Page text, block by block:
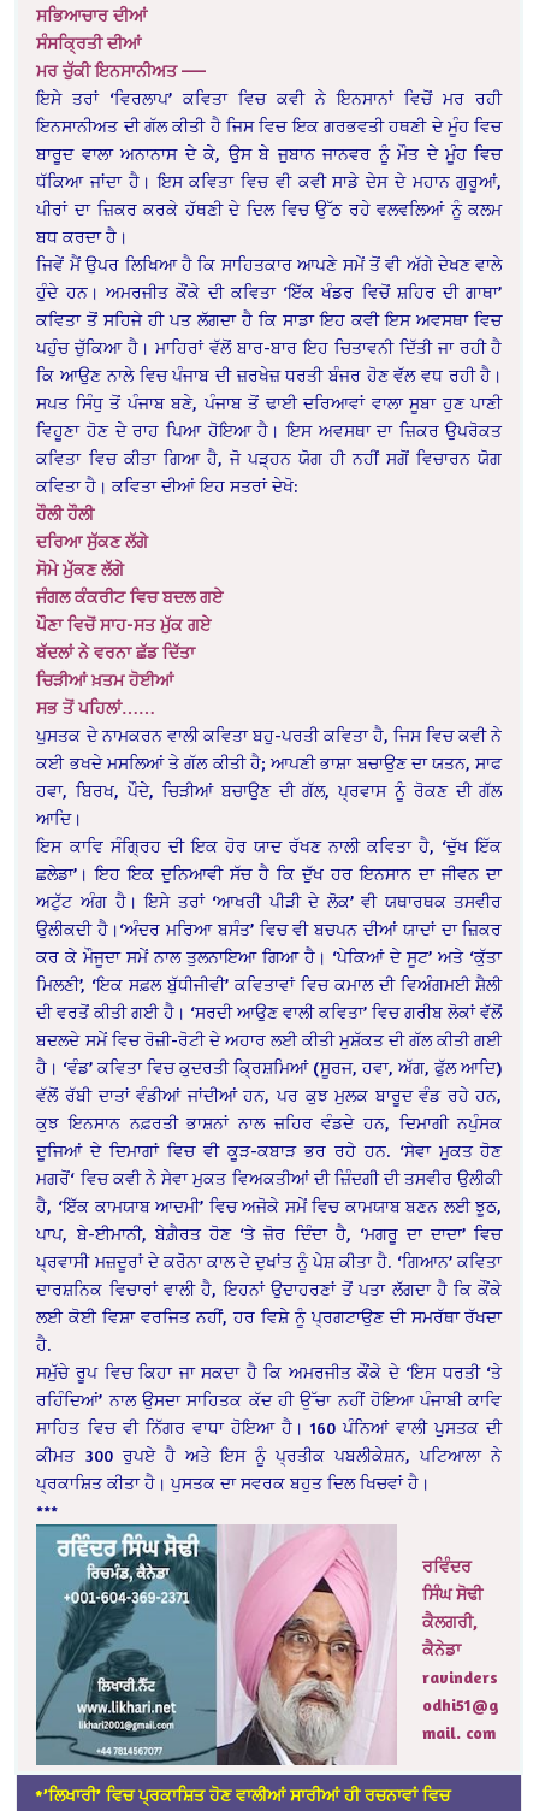
ਸਭਿਆਚਾਰ ਦੀਆਂ
ਸੰਸਕ੍ਰਿਤੀ ਦੀਆਂ
ਮਰ ਚੁੱਕੀ ਇਨਸਾਨੀਅਤ ——
ਇਸੇ ਤਰਾਂ ‘ਵਿਰਲਾਪ’ ਕਵਿਤਾ ਵਿਚ ਕਵੀ ਨੇ ਇਨਸਾਨਾਂ ਵਿਚੋਂ ਮਰ ਰਹੀ
ਇਨਸਾਨੀਅਤ ਦੀ ਗੱਲ ਕੀਤੀ ਹੈ ਜਿਸ ਵਿਚ ਇਕ ਗਰਭਵਤੀ ਹਥਣੀ ਦੇ ਮੂੰਹ ਵਿਚ
ਬਾਰੂਦ ਵਾਲਾ ਅਨਾਨਾਸ ਦੇ ਕੇ, ਉਸ ਬੇ ਜੁਬਾਨ ਜਾਨਵਰ ਨੂੰ ਮੌਤ ਦੇ ਮੂੰਹ ਵਿਚ
ਧੱਕਿਆ ਜਾਂਦਾ ਹੈ। ਇਸ ਕਵਿਤਾ ਵਿਚ ਵੀ ਕਵੀ ਸਾਡੇ ਦੇਸ ਦੇ ਮਹਾਨ ਗੁਰੂਆਂ,
ਪੀਰਾਂ ਦਾ ਜ਼ਿਕਰ ਕਰਕੇ ਹੱਥਣੀ ਦੇ ਦਿਲ ਵਿਚ ਉੱਠ ਰਹੇ ਵਲਵਲਿਆਂ ਨੂੰ ਕਲਮ
ਬਧ ਕਰਦਾ ਹੈ।
ਜਿਵੇਂ ਮੈਂ ਉਪਰ ਲਿਖਿਆ ਹੈ ਕਿ ਸਾਹਿਤਕਾਰ ਆਪਣੇ ਸਮੇਂ ਤੋਂ ਵੀ ਅੱਗੇ ਦੇਖਣ ਵਾਲੇ
ਹੁੰਦੇ ਹਨ। ਅਮਰਜੀਤ ਕੌਂਕੇ ਦੀ ਕਵਿਤਾ ‘ਇੱਕ ਖੰਡਰ ਵਿਚੋਂ ਸ਼ਹਿਰ ਦੀ ਗਾਥਾ’
ਕਵਿਤਾ ਤੋਂ ਸਹਿਜੇ ਹੀ ਪਤ ਲੱਗਦਾ ਹੈ ਕਿ ਸਾਡਾ ਇਹ ਕਵੀ ਇਸ ਅਵਸਥਾ ਵਿਚ
ਪਹੁੰਚ ਚੁੱਕਿਆ ਹੈ। ਮਾਹਿਰਾਂ ਵੱਲੋਂ ਬਾਰ-ਬਾਰ ਇਹ ਚਿਤਾਵਨੀ ਦਿੱਤੀ ਜਾ ਰਹੀ ਹੈ
ਕਿ ਆਉਣ ਨਾਲੇ ਵਿਚ ਪੰਜਾਬ ਦੀ ਜ਼ਰਖੇਜ਼ ਧਰਤੀ ਬੰਜਰ ਹੋਣ ਵੱਲ ਵਧ ਰਹੀ ਹੈ।
ਸਪਤ ਸਿੰਧੁ ਤੋਂ ਪੰਜਾਬ ਬਣੇ, ਪੰਜਾਬ ਤੋਂ ਢਾਈ ਦਰਿਆਵਾਂ ਵਾਲਾ ਸੂਬਾ ਹੁਣ ਪਾਣੀ
ਵਿਹੂਣਾ ਹੋਣ ਦੇ ਰਾਹ ਪਿਆ ਹੋਇਆ ਹੈ। ਇਸ ਅਵਸਥਾ ਦਾ ਜ਼ਿਕਰ ਉਪਰੋਕਤ
ਕਵਿਤਾ ਵਿਚ ਕੀਤਾ ਗਿਆ ਹੈ, ਜੋ ਪੜ੍ਹਨ ਯੋਗ ਹੀ ਨਹੀਂ ਸਗੋਂ ਵਿਚਾਰਨ ਯੋਗ
ਕਵਿਤਾ ਹੈ। ਕਵਿਤਾ ਦੀਆਂ ਇਹ ਸਤਰਾਂ ਦੇਖੋ:
ਹੌਲੀ ਹੌਲੀ
ਦਰਿਆ ਸੁੱਕਣ ਲੱਗੇ
ਸੋਮੇ ਮੁੱਕਣ ਲੱਗੇ
ਜੰਗਲ ਕੰਕਰੀਟ ਵਿਚ ਬਦਲ ਗਏ
ਪੌਣਾ ਵਿਚੋਂ ਸਾਹ-ਸਤ ਮੁੱਕ ਗਏ
ਬੱਦਲਾਂ ਨੇ ਵਰਨਾ ਛੱਡ ਦਿੱਤਾ
ਚਿੜੀਆਂ ਖ਼ਤਮ ਹੋਈਆਂ
ਸਭ ਤੋਂ ਪਹਿਲਾਂ……
ਪੁਸਤਕ ਦੇ ਨਾਮਕਰਨ ਵਾਲੀ ਕਵਿਤਾ ਬਹੁ-ਪਰਤੀ ਕਵਿਤਾ ਹੈ, ਜਿਸ ਵਿਚ ਕਵੀ ਨੇ
ਕਈ ਭਖਦੇ ਮਸਲਿਆਂ ਤੇ ਗੱਲ ਕੀਤੀ ਹੈ; ਆਪਣੀ ਭਾਸ਼ਾ ਬਚਾਉਣ ਦਾ ਯਤਨ, ਸਾਫ
ਹਵਾ, ਬਿਰਖ, ਪੌਦੇ, ਚਿੜੀਆਂ ਬਚਾਉਣ ਦੀ ਗੱਲ, ਪ੍ਰਵਾਸ ਨੂੰ ਰੋਕਣ ਦੀ ਗੱਲ
ਆਦਿ।
ਇਸ ਕਾਵਿ ਸੰਗ੍ਰਿਹ ਦੀ ਇਕ ਹੋਰ ਯਾਦ ਰੱਖਣ ਨਾਲੀ ਕਵਿਤਾ ਹੈ, ‘ਦੁੱਖ ਇੱਕ
ਛਲੇਡਾ’। ਇਹ ਇਕ ਦੁਨਿਆਵੀ ਸੱਚ ਹੈ ਕਿ ਦੁੱਖ ਹਰ ਇਨਸਾਨ ਦਾ ਜੀਵਨ ਦਾ
ਅਟੁੱਟ ਅੰਗ ਹੈ। ਇਸੇ ਤਰਾਂ ‘ਆਖਰੀ ਪੀੜੀ ਦੇ ਲੋਕ’ ਵੀ ਯਥਾਰਥਕ ਤਸਵੀਰ
ਉਲੀਕਦੀ ਹੈ।‘ਅੰਦਰ ਮਰਿਆ ਬਸੰਤ’ ਵਿਚ ਵੀ ਬਚਪਨ ਦੀਆਂ ਯਾਦਾਂ ਦਾ ਜ਼ਿਕਰ
ਕਰ ਕੇ ਮੌਜੂਦਾ ਸਮੇਂ ਨਾਲ ਤੁਲਨਾਇਆ ਗਿਆ ਹੈ। ‘ਪੇਕਿਆਂ ਦੇ ਸੂਟ’ ਅਤੇ ‘ਕੁੱਤਾ
ਮਿਲਣੀ’, ‘ਇਕ ਸਫ਼ਲ ਬੁੱਧੀਜੀਵੀ’ ਕਵਿਤਾਵਾਂ ਵਿਚ ਕਮਾਲ ਦੀ ਵਿਅੰਗਮਈ ਸ਼ੈਲੀ
ਦੀ ਵਰਤੋਂ ਕੀਤੀ ਗਈ ਹੈ। ‘ਸਰਦੀ ਆਉਣ ਵਾਲੀ ਕਵਿਤਾ’ ਵਿਚ ਗਰੀਬ ਲੋਕਾਂ ਵੱਲੋਂ
ਬਦਲਦੇ ਸਮੇਂ ਵਿਚ ਰੋਜ਼ੀ-ਰੋਟੀ ਦੇ ਅਹਾਰ ਲਈ ਕੀਤੀ ਮੁਸ਼ੱਕਤ ਦੀ ਗੱਲ ਕੀਤੀ ਗਈ
ਹੈ। ‘ਵੰਡ’ ਕਵਿਤਾ ਵਿਚ ਕੁਦਰਤੀ ਕ੍ਰਿਸ਼ਮਿਆਂ (ਸੂਰਜ, ਹਵਾ, ਅੱਗ, ਫੁੱਲ ਆਦਿ)
ਵੱਲੋਂ ਰੱਬੀ ਦਾਤਾਂ ਵੰਡੀਆਂ ਜਾਂਦੀਆਂ ਹਨ, ਪਰ ਕੁਝ ਮੁਲਕ ਬਾਰੂਦ ਵੰਡ ਰਹੇ ਹਨ,
ਕੁਝ ਇਨਸਾਨ ਨਫ਼ਰਤੀ ਭਾਸ਼ਨਾਂ ਨਾਲ ਜ਼ਹਿਰ ਵੰਡਦੇ ਹਨ, ਦਿਮਾਗੀ ਨਪੁੰਸਕ
ਦੂਜਿਆਂ ਦੇ ਦਿਮਾਗਾਂ ਵਿਚ ਵੀ ਕੂੜ-ਕਬਾੜ ਭਰ ਰਹੇ ਹਨ. ‘ਸੇਵਾ ਮੁਕਤ ਹੋਣ
ਮਗਰੋਂ‘ ਵਿਚ ਕਵੀ ਨੇ ਸੇਵਾ ਮੁਕਤ ਵਿਅਕਤੀਆਂ ਦੀ ਜ਼ਿੰਦਗੀ ਦੀ ਤਸਵੀਰ ਉਲੀਕੀ
ਹੈ, ‘ਇੱਕ ਕਾਮਯਾਬ ਆਦਮੀ’ ਵਿਚ ਅਜੋਕੇ ਸਮੇਂ ਵਿਚ ਕਾਮਯਾਬ ਬਣਨ ਲਈ ਝੂਠ,
ਪਾਪ, ਬੇ-ਈਮਾਨੀ, ਬੇਗ਼ੈਰਤ ਹੋਣ ‘ਤੇ ਜ਼ੋਰ ਦਿੰਦਾ ਹੈ, ‘ਮਗਰੂ ਦਾ ਦਾਦਾ’ ਵਿਚ
ਪ੍ਰਵਾਸੀ ਮਜ਼ਦੂਰਾਂ ਦੇ ਕਰੋਨਾ ਕਾਲ ਦੇ ਦੁਖਾਂਤ ਨੂੰ ਪੇਸ਼ ਕੀਤਾ ਹੈ. ‘ਗਿਆਨ’ ਕਵਿਤਾ
ਦਾਰਸ਼ਨਿਕ ਵਿਚਾਰਾਂ ਵਾਲੀ ਹੈ, ਇਹਨਾਂ ਉਦਾਹਰਣਾਂ ਤੋਂ ਪਤਾ ਲੱਗਦਾ ਹੈ ਕਿ ਕੌਂਕੇ
ਲਈ ਕੋਈ ਵਿਸ਼ਾ ਵਰਜਿਤ ਨਹੀਂ, ਹਰ ਵਿਸ਼ੇ ਨੂੰ ਪ੍ਰਗਟਾਉਣ ਦੀ ਸਮਰੱਥਾ ਰੱਖਦਾ
ਹੈ.
ਸਮੁੱਚੇ ਰੂਪ ਵਿਚ ਕਿਹਾ ਜਾ ਸਕਦਾ ਹੈ ਕਿ ਅਮਰਜੀਤ ਕੌਂਕੇ ਦੇ ‘ਇਸ ਧਰਤੀ ‘ਤੇ
ਰਹਿੰਦਿਆਂ’ ਨਾਲ ਉਸਦਾ ਸਾਹਿਤਕ ਕੱਦ ਹੀ ਉੱਚਾ ਨਹੀਂ ਹੋਇਆ ਪੰਜਾਬੀ ਕਾਵਿ
ਸਾਹਿਤ ਵਿਚ ਵੀ ਨਿੱਗਰ ਵਾਧਾ ਹੋਇਆ ਹੈ। 160 ਪੰਨਿਆਂ ਵਾਲੀ ਪੁਸਤਕ ਦੀ
ਕੀਮਤ 300 ਰੁਪਏ ਹੈ ਅਤੇ ਇਸ ਨੂੰ ਪ੍ਰਤੀਕ ਪਬਲੀਕੇਸ਼ਨ, ਪਟਿਆਲਾ ਨੇ
ਪ੍ਰਕਾਸ਼ਿਤ ਕੀਤਾ ਹੈ। ਪੁਸਤਕ ਦਾ ਸਵਰਕ ਬਹੁਤ ਦਿਲ ਖਿਚਵਾਂ ਹੈ।
***
ਰਵਿੰਦਰ
ਸਿੰਘ ਸੋਢੀ
ਕੈਲਗਰੀ,
ਕੈਨੇਡਾ
ravinders
odhi51@g
mail. com
*’ਲਿਖਾਰੀ’ ਵਿਚ ਪ੍ਰਕਾਸ਼ਿਤ ਹੋਣ ਵਾਲੀਆਂ ਸਾਰੀਆਂ ਹੀ ਰਚਨਾਵਾਂ ਵਿਚ